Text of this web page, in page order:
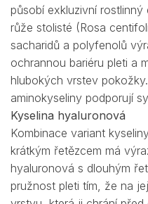
působí exkluzivní
růže stolisté (Rosa
sacharidů a polyfenolů
ochrannou bariéru pleti a
hlubokých vrstev
aminokyseliny podporují
Kyselina hyaluronová
Kombinace variant
krátkým řetězcem má
hyaluronová s dlouhým
pružnost pleti tím, že na